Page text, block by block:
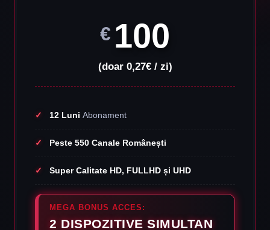
€ 100
(doar 0,27€ / zi)
12 Luni Abonament
Peste 550 Canale Românești
Super Calitate HD, FULLHD și UHD
MEGA BONUS ACCES:
2 DISPOZITIVE SIMULTAN